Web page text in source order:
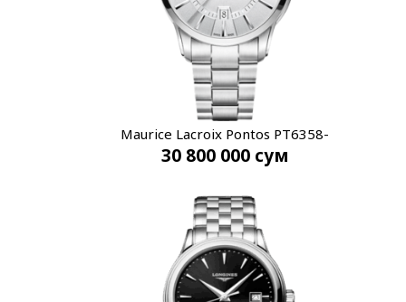
Maurice Lacroix Pontos PT6358-
SS002-130-1
30 800 000 сум